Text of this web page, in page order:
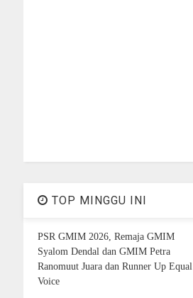
TOP MINGGU INI
PSR GMIM 2026, Remaja GMIM
Syalom Dendal dan GMIM Petra
Ranomuut Juara dan Runner Up Equal
Voice